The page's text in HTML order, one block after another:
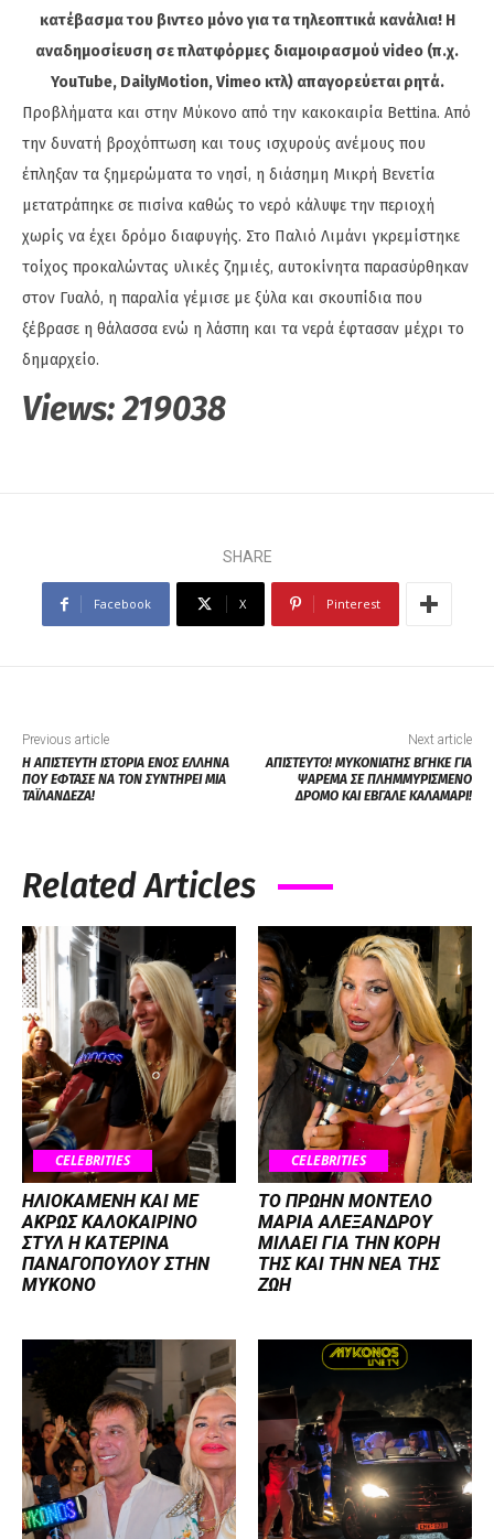
κατέβασμα του βιντεο μόνο για τα τηλεοπτικά κανάλια! Η
αναδημοσίευση σε πλατφόρμες διαμοιρασμού video (π.χ.
YouTube, DailyMotion, Vimeo κτλ) απαγορεύεται ρητά.
Προβλήματα και στην Μύκονο από την κακοκαιρία Bettina. Από
την δυνατή βροχόπτωση και τους ισχυρούς ανέμους που
έπληξαν τα ξημερώματα το νησί, η διάσημη Μικρή Βενετία
μετατράπηκε σε πισίνα καθώς το νερό κάλυψε την περιοχή
χωρίς να έχει δρόμο διαφυγής. Στο Παλιό Λιμάνι γκρεμίστηκε
τοίχος προκαλώντας υλικές ζημιές, αυτοκίνητα παρασύρθηκαν
στον Γυαλό, η παραλία γέμισε με ξύλα και σκουπίδια που
ξέβρασε η θάλασσα ενώ η λάσπη και τα νερά έφτασαν μέχρι το
δημαρχείο.
Views:219038
SHARE
Facebook X Pinterest
Previous article
Η ΑΠΙΣΤΕΥΤΗ ΙΣΤΟΡΙΑ ΕΝΟΣ ΕΛΛΗΝΑ
ΠΟΥ ΕΦΤΑΣΕ ΝΑ ΤΟΝ ΣΥΝΤΗΡΕΙ ΜΙΑ
ΤΑΪΛΑΝΔΕΖΑ!
Next article
ΑΠΙΣΤΕΥΤΟ! ΜΥΚΟΝΙΑΤΗΣ ΒΓΗΚΕ ΓΙΑ
ΨΑΡΕΜΑ ΣΕ ΠΛΗΜΜΥΡΙΣΜΕΝΟ
ΔΡΟΜΟ ΚΑΙ ΕΒΓΑΛΕ ΚΑΛΑΜΑΡΙ!
Related Articles
CELEBRITIES
ΗΛΙΟΚΑΜΕΝΗ ΚΑΙ ΜΕ
ΑΚΡΩΣ ΚΑΛΟΚΑΙΡΙΝΟ
ΣΤΥΛ Η ΚΑΤΕΡΙΝΑ
ΠΑΝΑΓΟΠΟΥΛΟΥ ΣΤΗΝ
ΜΥΚΟΝΟ
CELEBRITIES
ΤΟ ΠΡΩΗΝ ΜΟΝΤΕΛΟ
ΜΑΡΙΑ ΑΛΕΞΑΝΔΡΟΥ
ΜΙΛΑΕΙ ΓΙΑ ΤΗΝ ΚΟΡΗ
ΤΗΣ ΚΑΙ ΤΗΝ ΝΕΑ ΤΗΣ
ΖΩΗ